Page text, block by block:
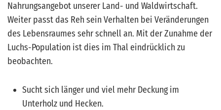
Nahrungsangebot unserer Land- und Waldwirtschaft.
Weiter passt das Reh sein Verhalten bei Veränderungen
des Lebensraumes sehr schnell an. Mit der Zunahme der
Luchs-Population ist dies im Thal eindrücklich zu
beobachten.
Sucht sich länger und viel mehr Deckung im
Unterholz und Hecken.